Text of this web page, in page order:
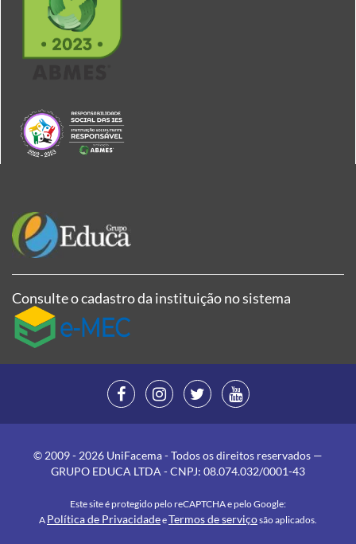
Consulte o cadastro da instituição no sistema
© 2009 - 2026 UniFacema - Todos os direitos reservados —
GRUPO EDUCA LTDA - CNPJ: 08.074.032/0001-43
Este site é protegido pelo reCAPTCHA e pelo Google:
A Política de PrivacidadeeTermos de serviçosão aplicados.